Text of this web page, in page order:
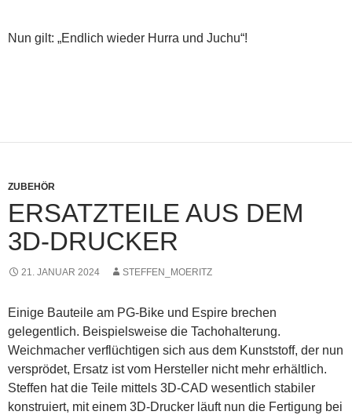
Nun gilt: „Endlich wieder Hurra und Juchu“!
ZUBEHÖR
ERSATZTEILE AUS DEM
3D-DRUCKER
21. JANUAR 2024 STEFFEN_MOERITZ
Einige Bauteile am PG-Bike und Espire brechen
gelegentlich. Beispielsweise die Tachohalterung.
Weichmacher verflüchtigen sich aus dem Kunststoff, der nun
versprödet, Ersatz ist vom Hersteller nicht mehr erhältlich.
Steffen hat die Teile mittels 3D-CAD wesentlich stabiler
konstruiert, mit einem 3D-Drucker läuft nun die Fertigung bei